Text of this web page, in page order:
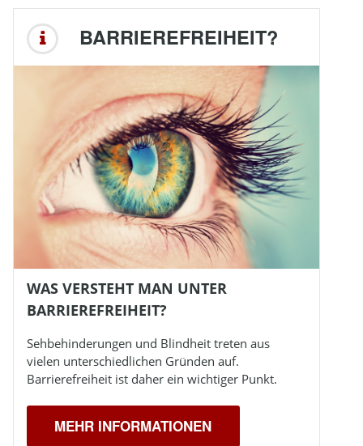
BARRIEREFREIHEIT?
WAS VERSTEHT MAN UNTER
BARRIEREFREIHEIT?
Sehbehinderungen und Blindheittreten aus
vielen unterschiedlichen Gründen auf.
Barrierefreiheit ist daher ein wichtiger Punkt.
MEHR INFORMATIONEN